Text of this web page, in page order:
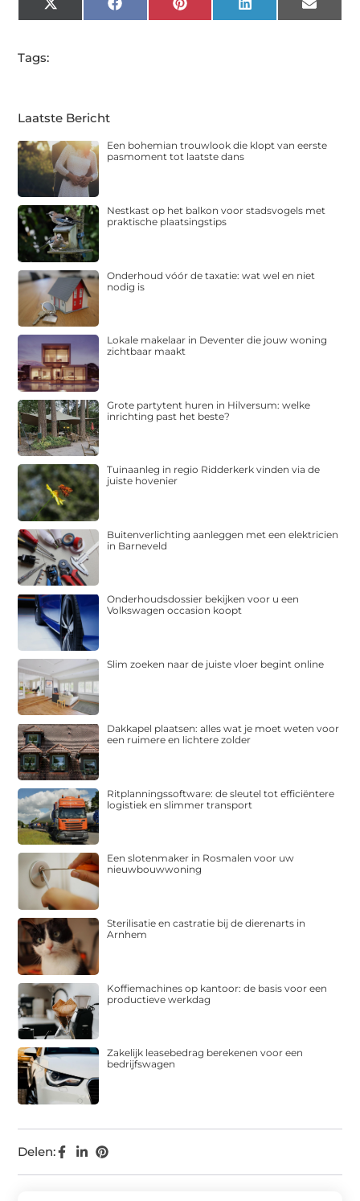
X
(Twitter)
FacebookPinterest LinkedIn Email
Tags:
Delen:
Laatste Bericht
Een bohemian trouwlook die klopt van eerste
pasmoment tot laatste dans
Nestkast op het balkon voor stadsvogels met
praktische plaatsingstips
Onderhoud vóór de taxatie: wat wel en niet
nodig is
Lokale makelaar in Deventer die jouw woning
zichtbaar maakt
Grote partytent huren in Hilversum: welke
inrichting past het beste?
Tuinaanleg in regio Ridderkerk vinden via de
juiste hovenier
Buitenverlichting aanleggen met een elektricien
in Barneveld
Onderhoudsdossier bekijken voor u een
Volkswagen occasion koopt
Slim zoeken naar de juiste vloer begint online
Dakkapel plaatsen: alles wat je moet weten voor
een ruimere en lichtere zolder
Ritplanningssoftware: de sleutel tot efficiëntere
logistiek en slimmer transport
Een slotenmaker in Rosmalen voor uw
nieuwbouwwoning
Sterilisatie en castratie bij de dierenarts in
Arnhem
Koffiemachines op kantoor: de basis voor een
productieve werkdag
Zakelijk leasebedrag berekenen voor een
bedrijfswagen